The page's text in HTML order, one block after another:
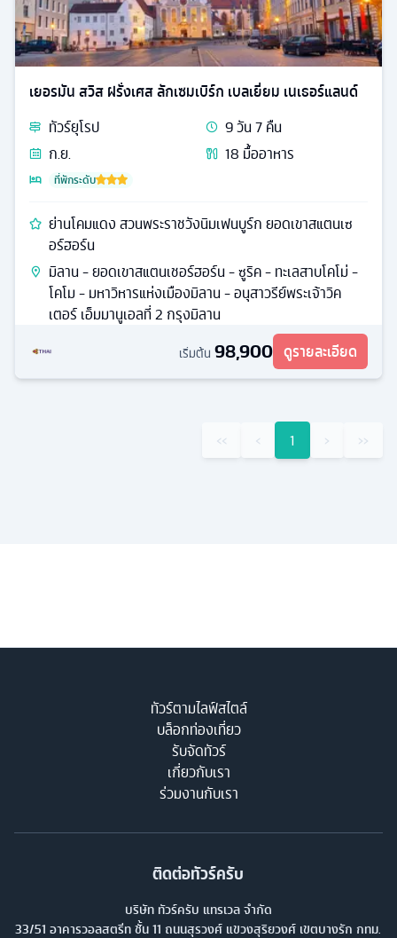
เยอรมัน สวิส ฝรั่งเศส ลักเซมเบิร์ก เบลเยี่ยม เนเธอร์แลนด์
ทัวร์ยุโรป 9วัน7คืน
ก.ย.
18 มื้ออาหาร
ที่พักระดับ
ย่านโคมแดง สวนพระราชวังนิมเฟนบูร์ก ยอดเขาสแตนเซ
อร์ฮอร์น
มิลาน - ยอดเขาสแตนเชอร์ฮอร์น - ซูริค - ทะเลสาบโคโม่ -
โคโม - มหาวิหารแห่งเมืองมิลาน - อนุสาวรีย์พระเจ้าวิค
เตอร์ เอ็มมานูเอลที่ 2 กรุงมิลาน
เริ่มต้น 98,900 ดูรายละเอียด
‹‹ ‹ 1 › ››
ทัวร์ตามไลฟ์สไตล์
บล็อกท่องเที่ยว
รับจัดทัวร์
เกี่ยวกับเรา
ร่วมงานกับเรา
ติดต่อทัวร์ครับ
บริษัท ทัวร์ครับ แทรเวล จำกัด
33/51 อาคารวอลสตรีท ชั้น 11 ถนนสุรวงศ์ แขวงสุริยวงศ์ เขตบางรัก กทม.